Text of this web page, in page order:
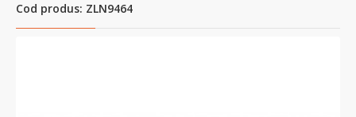
Cod produs: ZLN9464